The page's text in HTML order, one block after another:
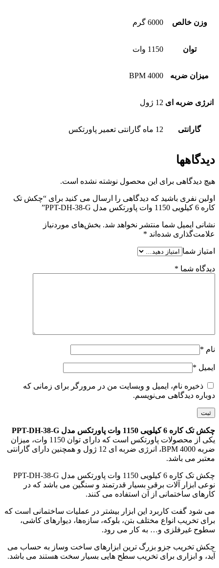
وزن خالص 6000 گرم
توان 1150 وات
میزان ضربه 4000 BPM
انرژی ضربه ای 12 ژول
گارانتی 12 ماه گارانتی تعمیر پاورتکس
دیدگاهها
هیچ دیدگاهی برای این محصول نوشته نشده است.
اولین نفری باشید که دیدگاهی را ارسال می کنید برای “چکش تک
کاره 6 کیلویی 1150 وات پاورتکس مدل PPT-DH-38-G”
نشانی ایمیل شما منتشر نخواهد شد. بخش‌های موردنیاز
علامت‌گذاری شده‌اند *
امتیاز شما
دیدگاه شما *
نام *
ایمیل *
ذخیره نام، ایمیل و وبسایت من در مرورگر برای زمانی که
دوباره دیدگاهی می‌نویسم.
چکش تک کاره 6 کیلویی 1150 وات پاورتکس مدل PPT-DH-38-G
یکی از محصولات پاورتکس است که دارای توان 1150 وات، میزان
ضربه 4000 BPM، انرژی ضربه ای 12 ژول و همچنین دارای گارانتی
معتبر می باشد.
چکش تک کاره 6 کیلویی 1150 وات پاورتکس مدل PPT-DH-38-G
نوعی ابزار آلات برقی بسیار قدرتمند و سنگین می باشد که در
کارهای ساختمانی از آن استفاده می‌ کنند.
می‌ شود گفت کاربرد این ابزار بیشتر در عملیات ساختمانی است که
برای تخریب انواع مختلف بتن، بلوکه، سازه‌ها، دیوارهای کاشی،
سطوح غیرفلزی و… به کار می رود.
چکش تخریب جزو بزرگ ‌ترین ابزارهای ساخت‌ وساز به حساب می
آید، و ابزاری برای تخریب سطح هایی بسیار سخت هستند می باشد.